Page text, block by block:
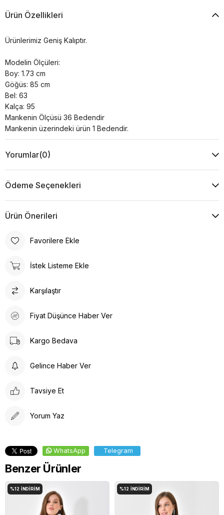
Ürün Özellikleri
Ürünlerimiz Geniş Kalıptır.
Modelin Ölçüleri:
Boy: 1.73 cm
Göğüs: 85 cm
Bel: 63
Kalça: 95
Mankenin Ölçüsü 36 Bedendir
Mankenin üzerindeki ürün 1 Bedendir.
Yorumlar(0)
Ödeme Seçenekleri
Ürün Önerileri
Favorilere Ekle
İstek Listeme Ekle
Karşılaştır
Fiyat Düşünce Haber Ver
Kargo Bedava
Gelince Haber Ver
Tavsiye Et
Yorum Yaz
WhatsApp Telegram
Benzer Ürünler
%12 İNDIRIM %12 İNDIRIM